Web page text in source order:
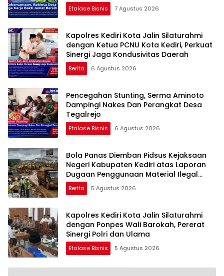
Etalase Bisnis 7 Agustus 2026
Kapolres Kediri Kota Jalin Silaturahmi
dengan Ketua PCNU Kota Kediri, Perkuat
Sinergi Jaga Kondusivitas Daerah
Berita 6 Agustus 2026
Pencegahan Stunting, Serma Aminoto
Dampingi Nakes Dan Perangkat Desa
Tegalrejo
Etalase Bisnis 6 Agustus 2026
Bola Panas Diemban Pidsus Kejaksaan
Negeri Kabupaten Kediri atas Laporan
Dugaan Penggunaan Material Ilegal
Proyek Tol Kediri Oleh PT. HASTARI JAYA
SENTOSA
Berita 5 Agustus 2026
Kapolres Kediri Kota Jalin Silaturahmi
dengan Ponpes Wali Barokah, Pererat
Sinergi Polri dan Ulama
Etalase Bisnis 5 Agustus 2026